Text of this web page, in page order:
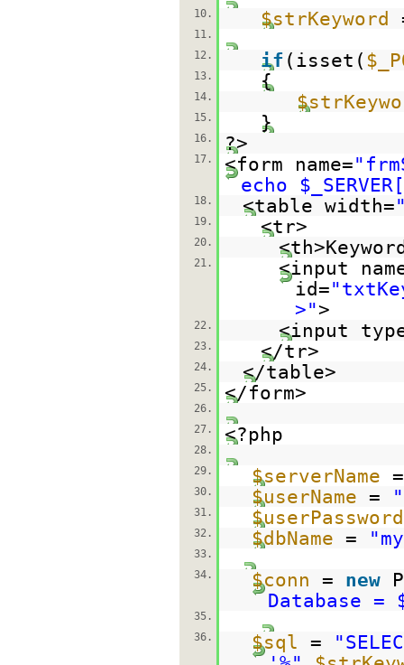
10.
$strKeyword
11.
12.
if (isset(
13. {
14.
15. }
16. ?>
17. <form name=
echo
18. <table width=
19. <tr>
20.
21.
<input
id=
>">
22. <input
23. </tr>
24. </table>
25. </form>
26.
27.
<?php
28.
29.
$serverName
30. $userName =
31. $userPassword
32. $dbName =
33.
34.
$conn = new
Database =
35.
36.
$sql =